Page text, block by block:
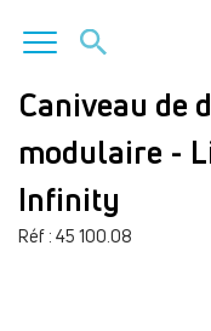
Aller
contenu
principal
Caniveau de
modulaire -
Infinity
Réf : 45 100.08